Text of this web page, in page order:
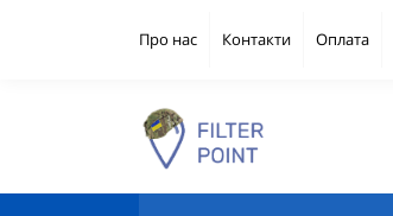
Про нас Контакти Оплата